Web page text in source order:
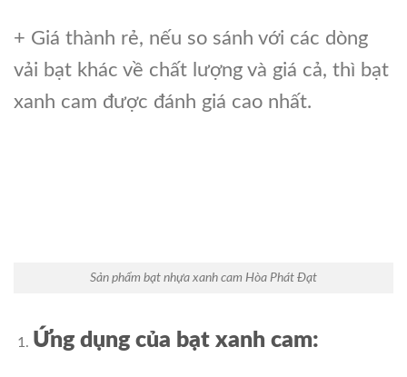
+ Giá thành rẻ, nếu so sánh với các dòng
vải bạt khác về chất lượng và giá cả, thì bạt
xanh cam được đánh giá cao nhất.
Sản phẩm bạt nhựa xanh cam Hòa Phát Đạt
Ứng dụng của bạt xanh cam: